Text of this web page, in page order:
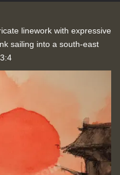
linework with expressive
sailing into a south-east